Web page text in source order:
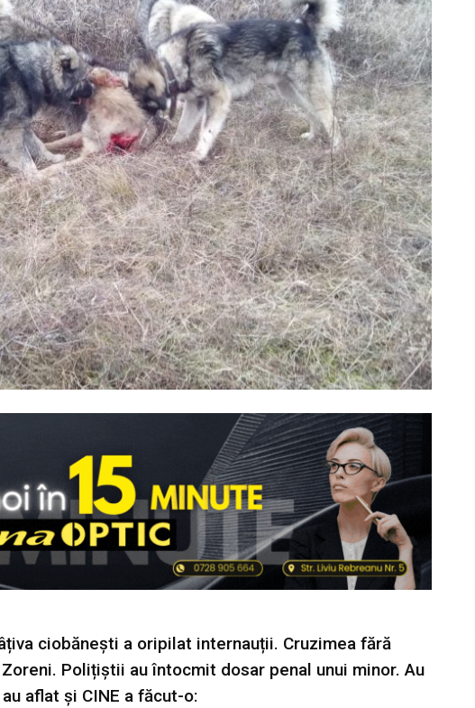
ciobănești a oripilat internauții. Cruzimea fără
Polițiștii au întocmit dosar penal unui minor. Au
aflat și CINE a făcut-o: